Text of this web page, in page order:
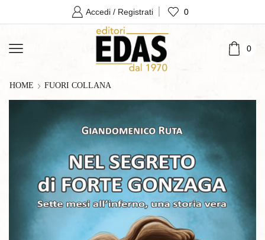
Accedi / Registrati 0
0
HOME FUORI COLLANA